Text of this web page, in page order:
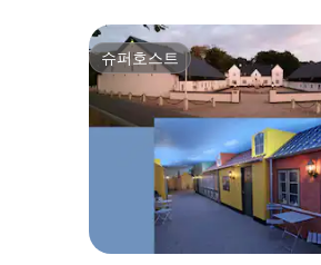
슈퍼호스트
슈퍼호스트